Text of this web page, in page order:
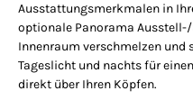
Ausstattungsmerkmalen in
optionale Panorama
Innenraum verschmelzen
Tageslicht und nachts für
direkt über Ihren Köpfen.